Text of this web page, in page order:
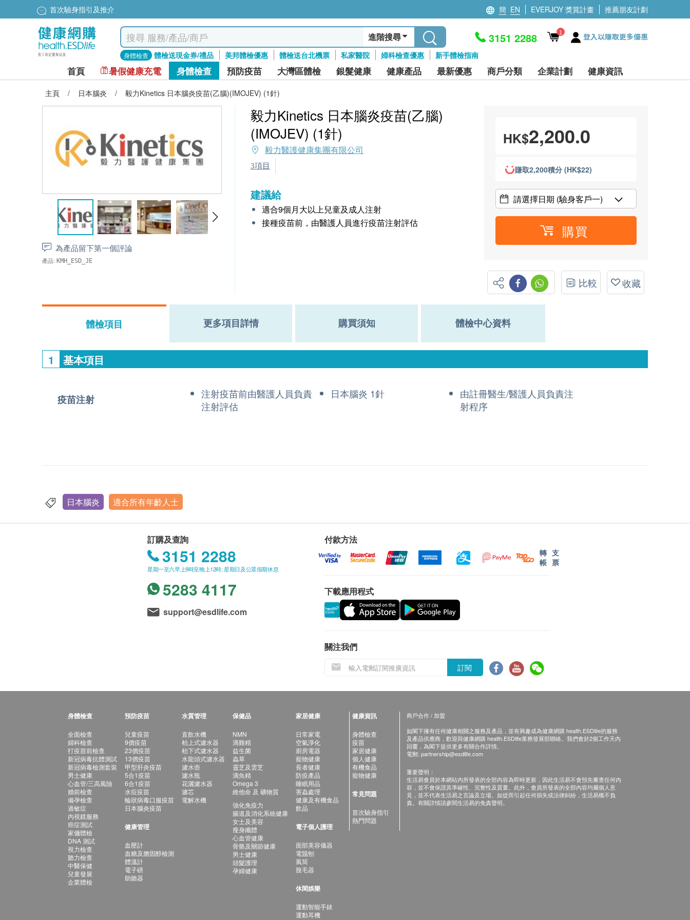
首次驗身指引及推介 簡 EN EVERJOY 獎賞計畫 推薦朋友計劃
進階搜尋
身體檢查 體檢送現金券/禮品 美邦體檢優惠 體檢送台北機票 私家醫院 婦科檢查優惠 新手體檢指南
3151 2288 1 登入以賺取更多優惠
首頁 暑假健康充電 身體檢查 預防疫苗 大灣區體檢 銀髮健康 健康產品 最新優惠 商戶分類 企業計劃 健康資訊
主頁 / 日本腦炎 / 毅力Kinetics 日本腦炎疫苗(乙腦)(IMOJEV) (1針)
為產品留下第一個評論
產品: KMH_ESD_JE
毅力Kinetics 日本腦炎疫苗(乙腦)
(IMOJEV) (1針)
毅力醫護健康集團有限公司
3項目
建議給
適合9個月大以上兒童及成人注射
接種疫苗前，由醫護人員進行疫苗注射評估
HK$2,200.0
賺取2,200積分 (HK$22)
請選擇日期 (驗身客戶一)
購買
比較 收藏
體檢項目 更多項目詳情 購買須知 體檢中心資料
1 基本項目
疫苗注射
注射疫苗前由醫護人員負責
注射評估
日本腦炎 1針
由註冊醫生/醫護人員負責注
射程序
日本腦炎 適合所有年齡人士
訂購及查詢
3151 2288
星期一至六早上9時至晚上12時; 星期日及公眾假期休息
5283 4117
support@esdlife.com
付款方法
轉
帳
支
票
下載應用程式
關注我們
訂閱
身體檢查
全面檢查
婦科檢查
打疫苗前檢查
新冠病毒抗體測試
新冠病毒檢測套裝
男士健康
心血管/三高風險
婚前檢查
備孕檢查
過敏症
內視鏡服務
癌症測試
家傭體檢
DNA 測試
視力檢查
聽力檢查
中醫保健
兒童發展
企業體檢
預防疫苗
兒童疫苗
9價疫苗
23價疫苗
13價疫苗
甲型肝炎疫苗
5合1疫苗
6合1疫苗
水痘疫苗
輪狀病毒口服疫苗
日本腦炎疫苗
健康管理
血壓計
血糖及膽固醇檢測
體溫計
電子磅
助聽器
水質管理
直飲水機
枱上式濾水器
枱下式濾水器
水龍頭式濾水器
濾水壺
濾水瓶
花灑濾水器
濾芯
電解水機
保健品
NMN
滴雞精
益生菌
蟲草
靈芝及雲芝
滴魚精
Omega 3
維他命 及 礦物質
強化免疫力
腸道及消化系統健康
女士及美容
瘦身纖體
心血管健康
骨骼及關節健康
男士健康
頭髮護理
孕婦健康
家居健康
日常家電
空氣淨化
廚房電器
寵物健康
長者健康
防疫產品
睡眠用品
害蟲處理
健康及有機食品
飲品
電子個人護理
面部美容儀器
電鬚刨
風筒
脫毛器
休閑娛樂
運動智能手錶
運動耳機
健康資訊
身體檢查
疫苗
家居健康
個人健康
有機食品
寵物健康
常見問題
首次驗身指引
熱門問題
商戶合作 / 加盟
如閣下擁有任何健康相關之服務及產品，並有興趣成為健康網購 health.ESDlife的服務
及產品供應商，歡迎與健康網購 health.ESDlife業務發展部聯絡。我們會於2個工作天內
回覆，為閣下提供更多有關合作詳情。
電郵: partnership@esdlife.com
重要聲明：
生活易會員於本網站內所發表的全部內容為即時更新，因此生活易不會預先審查任何內
容，並不會保證其準確性、完整性及質量。此外，會員所發表的全部內容均屬個人意
見，並不代表生活易之言論及立場。如從而引起任何損失或法律糾紛，生活易概不負
責。有關詳情請參閱生活易的免責聲明。